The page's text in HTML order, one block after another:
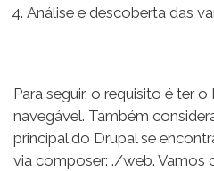
Análise e descoberta das
Para seguir, o requisito é ter
navegável. Também
principal do Drupal se
via composer: ./web. Vamos